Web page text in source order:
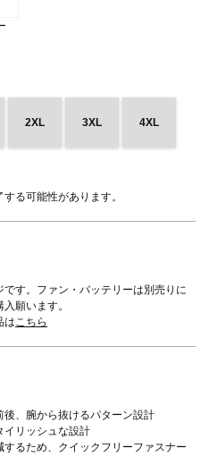
2XL 3XL 4XL
る可能性があります。
す。ファン・バッテリーは別売りに
願います。
は こちら
、腕から抜けるパターン設計
イリッシュな設計
るため、クイックフリーファスナー